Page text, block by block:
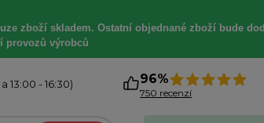
zboží skladem. Ostatní objednané zboží bude
provozů výrobců
13:00 - 16:30) 96%
750 recenzí